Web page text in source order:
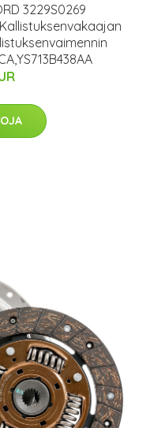
3229S0269
Kallistuksenvakaajan